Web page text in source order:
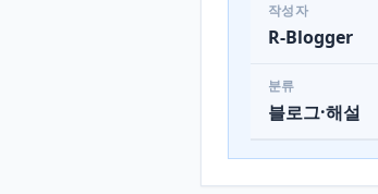
작성자
R-Blogger
분류
블로그·해설